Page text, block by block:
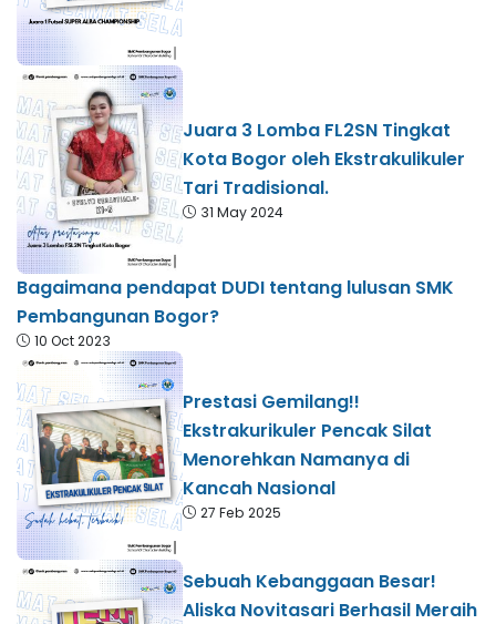
Juara 3 Lomba FL2SN Tingkat
Kota Bogor oleh Ekstrakulikuler
Tari Tradisional.
31 May 2024
Bagaimana pendapat DUDI tentang lulusan SMK
Pembangunan Bogor?
10 Oct 2023
Prestasi Gemilang!!
Ekstrakurikuler Pencak Silat
Menorehkan Namanya di
Kancah Nasional
27 Feb 2025
Sebuah Kebanggaan Besar!
Aliska Novitasari Berhasil Meraih